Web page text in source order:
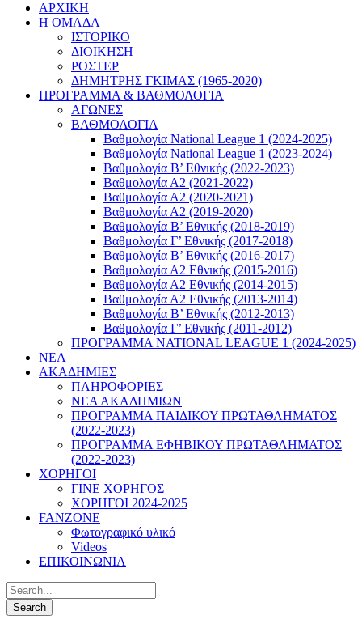
ΑΡΧΙΚΗ
Η ΟΜΑΔΑ
ΙΣΤΟΡΙΚΟ
ΔΙΟΙΚΗΣΗ
ΡΟΣΤΕΡ
ΔΗΜΗΤΡΗΣ ΓΚΙΜΑΣ (1965-2020)
ΠΡΟΓΡΑΜΜΑ & ΒΑΘΜΟΛΟΓΙΑ
ΑΓΩΝΕΣ
ΒΑΘΜΟΛΟΓΙΑ
Βαθμολογία National League 1 (2024-2025)
Βαθμολογία National League 1 (2023-2024)
Βαθμολογία Β’ Εθνικής (2022-2023)
Βαθμολογία Α2 (2021-2022)
Βαθμολογία Α2 (2020-2021)
Βαθμολογία Α2 (2019-2020)
Βαθμολογία B’ Εθνικής (2018-2019)
Βαθμολογία Γ’ Εθνικής (2017-2018)
Βαθμολογία Β’ Εθνικής (2016-2017)
Βαθμολογία Α2 Εθνικής (2015-2016)
Βαθμολογία Α2 Εθνικής (2014-2015)
Βαθμολογία Α2 Εθνικής (2013-2014)
Βαθμολογία Β’ Εθνικής (2012-2013)
Βαθμολογία Γ’ Εθνικής (2011-2012)
ΠΡΟΓΡΑΜΜΑ NATIONAL LEAGUE 1 (2024-2025)
ΝΕΑ
ΑΚΑΔΗΜΙΕΣ
ΠΛΗΡΟΦΟΡΙΕΣ
ΝΕΑ ΑΚΑΔΗΜΙΩΝ
ΠΡΟΓΡΑΜΜΑ ΠΑΙΔΙΚΟΥ ΠΡΩΤΑΘΛΗΜΑΤΟΣ
(2022-2023)
ΠΡΟΓΡΑΜΜΑ ΕΦΗΒΙΚΟΥ ΠΡΩΤΑΘΛΗΜΑΤΟΣ
(2022-2023)
ΧΟΡΗΓΟΙ
ΓΙΝΕ ΧΟΡΗΓΟΣ
ΧΟΡΗΓΟΙ 2024-2025
FANZONE
Φωτογραφικό υλικό
Videos
ΕΠΙΚΟΙΝΩΝΙΑ